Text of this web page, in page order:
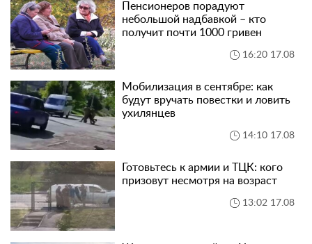
Пенсионеров порадуют
небольшой надбавкой – кто
получит почти 1000 гривен
16:20 17.08
Мобилизация в сентябре: как
будут вручать повестки и ловить
ухилянцев
14:10 17.08
Готовьтесь к армии и ТЦК: кого
призовут несмотря на возраст
13:02 17.08